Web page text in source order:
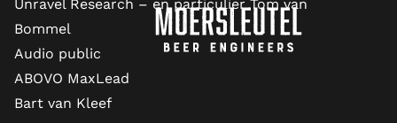
Unravel Research – en particulier Tom van
Bommel
Audio public
ABOVO MaxLead
Bart van Kleef